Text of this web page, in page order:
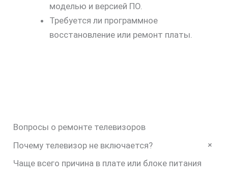
моделью и версией ПО.
Требуется ли программное
восстановление или ремонт платы.
Вопросы о ремонте телевизоров
Почему телевизор не включается?
+
Чаще всего причина в плате или блоке питания